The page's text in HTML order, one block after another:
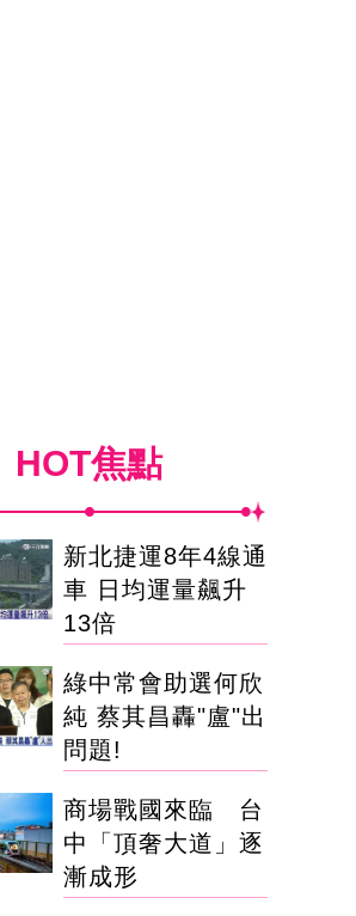
HOT焦點
新北捷運8年4線通
車 日均運量飆升
13倍
綠中常會助選何欣
純 蔡其昌轟"盧"出
問題!
商場戰國來臨 台
中「頂奢大道」逐
漸成形